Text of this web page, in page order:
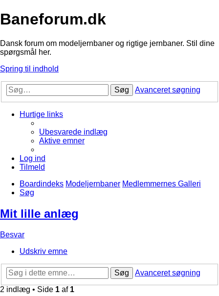
Baneforum.dk
Dansk forum om modeljernbaner og rigtige jernbaner. Stil dine
spørgsmål her.
Spring til indhold
Søg Avanceret søgning
Hurtige links
Ubesvarede indlæg
Aktive emner
Log ind
Tilmeld
Boardindeks Modeljernbaner Medlemmernes Galleri
Søg
Mit lille anlæg
Besvar
Udskriv emne
Søg
Avanceret søgning
2 indlæg • Side 1 af 1